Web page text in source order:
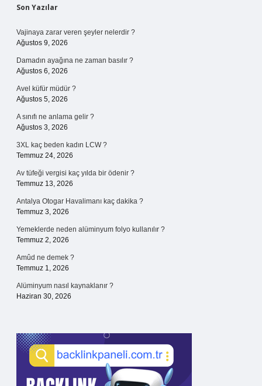
Sidebar
Son Yazılar
Vajinaya zarar veren şeyler nelerdir ?
Ağustos 9, 2026
Damadın ayağına ne zaman basılır ?
Ağustos 6, 2026
Avel küfür müdür ?
Ağustos 5, 2026
A sınıfı ne anlama gelir ?
Ağustos 3, 2026
3XL kaç beden kadın LCW ?
Temmuz 24, 2026
Av tüfeği vergisi kaç yılda bir ödenir ?
Temmuz 13, 2026
Antalya Otogar Havalimanı kaç dakika ?
Temmuz 3, 2026
Yemeklerde neden alüminyum folyo kullanılır ?
Temmuz 2, 2026
Amûd ne demek ?
Temmuz 1, 2026
Alüminyum nasıl kaynaklanır ?
Haziran 30, 2026